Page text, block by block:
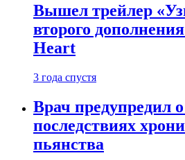
Вышел трейлер
второго
Heart
3 года спустя
Врач предупредил
последствиях
пьянства